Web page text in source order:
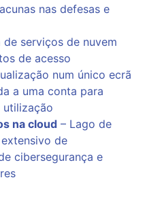
nas defesas e
serviços de nuvem
de acesso
num único ecrã
a uma conta para
utilização
na cloud – Lago de
de
cibersegurança e